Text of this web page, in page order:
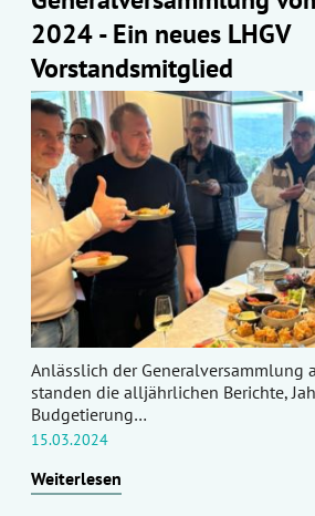
2024 - Ein neues LHGV
Vorstandsmitglied
Anlässlich der Generalversammlung
standen die alljährlichen Berichte,
Budgetierung…
15.03.2024
Weiterlesen